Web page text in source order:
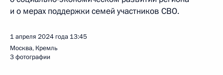
и о мерах поддержки семей участников СВО.
1 апреля 2024 года 13:45
Москва, Кремль
3 фотографии